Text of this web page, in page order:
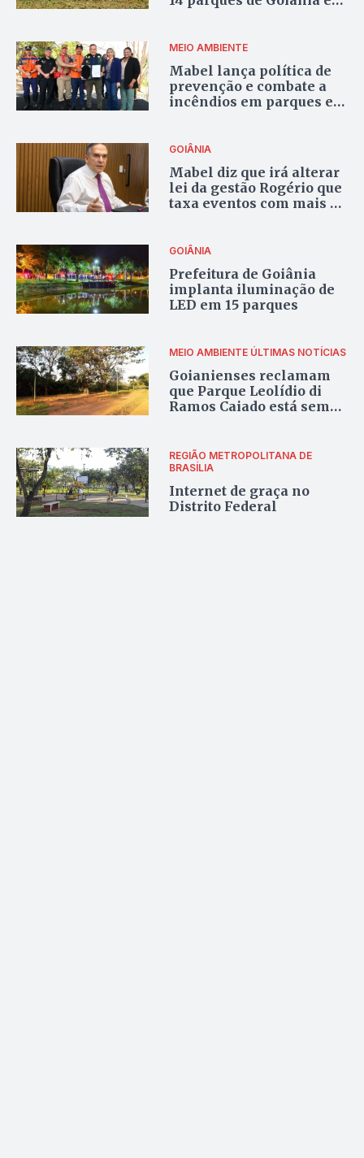
MEIO AMBIENTE
Mabel lança política de
prevenção e combate a
incêndios em parques e
GOIÂNIA
Mabel diz que irá alterar
lei da gestão Rogério que
taxa eventos com mais de
GOIÂNIA
Prefeitura de Goiânia
implanta iluminação de
LED em 15 parques
MEIO AMBIENTE ÚLTIMAS NOTÍCIAS
Goianienses reclamam
que Parque Leolídio di
Ramos Caiado está sem
REGIÃO METROPOLITANA DE
BRASÍLIA
Internet de graça no
Distrito Federal